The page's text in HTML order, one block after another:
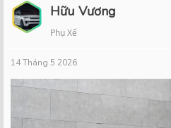
a
d
s
a
r
t
r
t
Hữu Vương
Phụ Xế
14 Tháng 5 2026